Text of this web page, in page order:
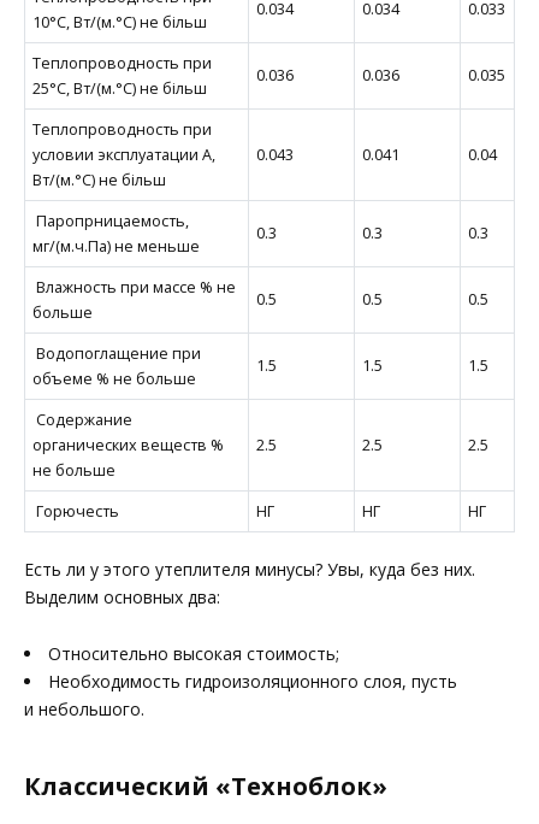
10°С, Вт/(м.°C) не більш
0.034 0.034 0.033
Теплопроводность при
25°С, Вт/(м.°C) не більш
0.036 0.036 0.035
Теплопроводность при
условии эксплуатации А,
Вт/(м.°C) не більш
0.043 0.041 0.04
Паропрницаемость,
мг/(м.ч.Па) не меньше
0.3 0.3 0.3
Влажность при массе % не
больше
0.5 0.5 0.5
Водопоглащение при
объеме % не больше
1.5 1.5 1.5
Содержание
органических веществ %
не больше
2.5 2.5 2.5
Горючесть НГ НГ НГ
Есть ли у этого утеплителя минусы? Увы, куда без них.
Выделим основных два:
Относительно высокая стоимость;
Необходимость гидроизоляционного слоя, пусть
и небольшого.
Классический «Техноблок»